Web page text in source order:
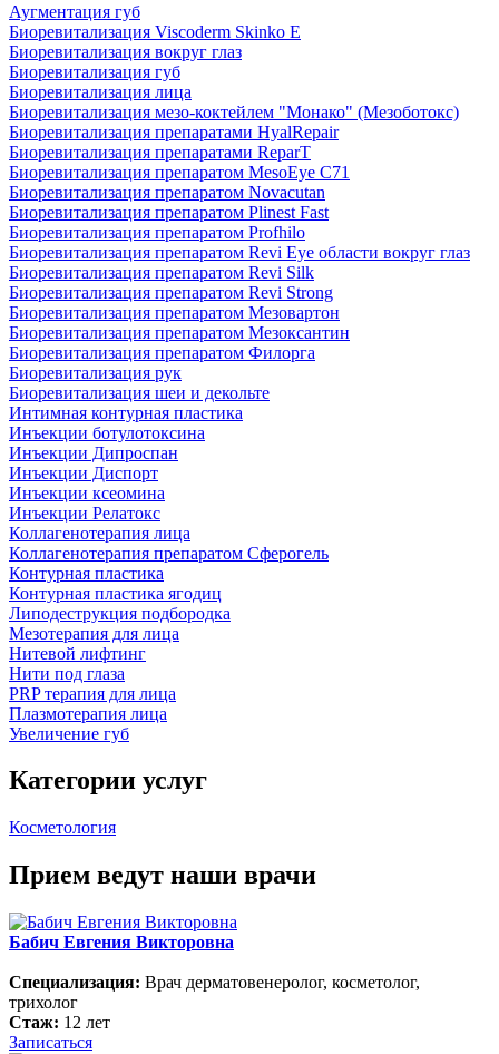
Аугментация губ
Биоревитализация Viscoderm Skinko Е
Биоревитализация вокруг глаз
Биоревитализация губ
Биоревитализация лица
Биоревитализация мезо-коктейлем "Монако" (Мезоботокс)
Биоревитализация препаратами HyalRepair
Биоревитализация препаратами ReparT
Биоревитализация препаратом MesoEye C71
Биоревитализация препаратом Novacutan
Биоревитализация препаратом Plinest Fast
Биоревитализация препаратом Profhilo
Биоревитализация препаратом Revi Eye области вокруг глаз
Биоревитализация препаратом Revi Silk
Биоревитализация препаратом Revi Strong
Биоревитализация препаратом Мезовартон
Биоревитализация препаратом Мезоксантин
Биоревитализация препаратом Филорга
Биоревитализация рук
Биоревитализация шеи и декольте
Интимная контурная пластика
Инъекции ботулотоксина
Инъекции Дипроспан
Инъекции Диспорт
Инъекции ксеомина
Инъекции Релатокс
Коллагенотерапия лица
Коллагенотерапия препаратом Сферогель
Контурная пластика
Контурная пластика ягодиц
Липодеструкция подбородка
Мезотерапия для лица
Нитевой лифтинг
Нити под глаза
PRP терапия для лица
Плазмотерапия лица
Увеличение губ
Категории услуг
Косметология
Прием ведут наши врачи
Бабич Евгения Викторовна
Специализация: Врач дерматовенеролог, косметолог,
трихолог
Стаж: 12 лет
Записаться